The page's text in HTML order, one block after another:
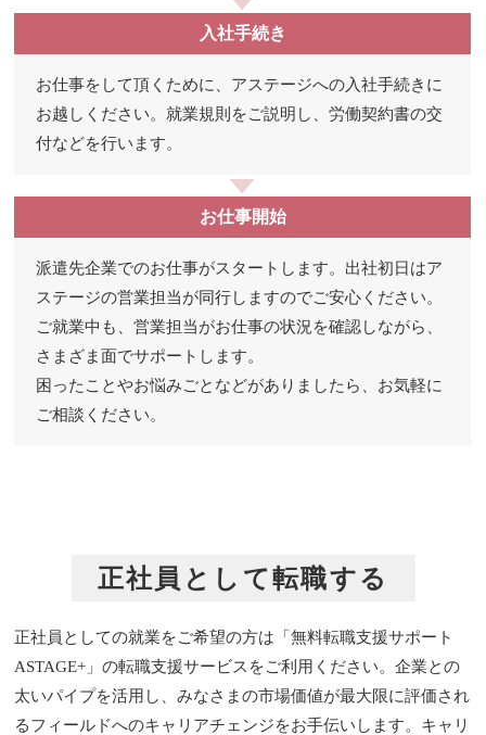
入社手続き
お仕事をして頂くために、アステージへの入社手続きに
お越しください。就業規則をご説明し、労働契約書の交
付などを行います。
お仕事開始
派遣先企業でのお仕事がスタートします。出社初日はア
ステージの営業担当が同行しますのでご安心ください。
ご就業中も、営業担当がお仕事の状況を確認しながら、
さまざま面でサポートします。
困ったことやお悩みごとなどがありましたら、お気軽に
ご相談ください。
正社員として転職する
正社員としての就業をご希望の方は「無料転職支援サポート
ASTAGE+」の転職支援サービスをご利用ください。企業との
太いパイプを活用し、みなさまの市場価値が最大限に評価され
るフィールドへのキャリアチェンジをお手伝いします。キャリ